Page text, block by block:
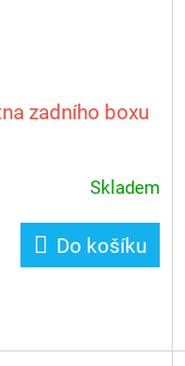
zadního boxu
Skladem
Do košíku